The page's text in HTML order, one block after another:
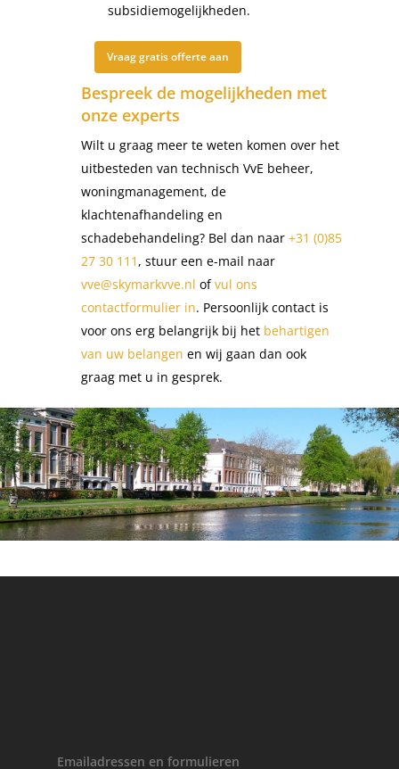
subsidiemogelijkheden.
Vraag gratis offerte aan
Bespreek de mogelijkheden met
onze experts
Wilt u graag meer te weten komen over het
uitbesteden van technisch VvE beheer,
woningmanagement, de
klachtenafhandeling en
schadebehandeling? Bel dan naar +31 (0)85
27 30 111 , stuur een e-mail naar
vve@skymarkvve.nl ofvul ons
contactformulier in. Persoonlijk contact is
voor ons erg belangrijk bij het behartigen
van uw belangen en wij gaan dan ook
graag met u in gesprek.
Emailadressen en formulieren